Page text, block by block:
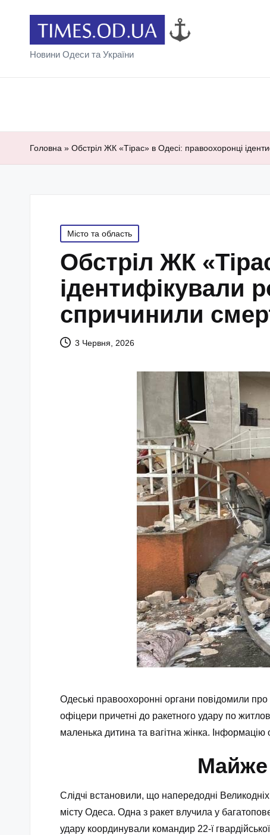
Новини Одеси та України
Головна » Обстріл ЖК «Тірас» в Одесі: правоохоронці
Posted
in
Місто та область
Обстріл ЖК
ідентифікували
спричинили
3 Червня, 2026
Одеські правоохоронні органи повідомили
офіцери причетні до ракетного удару по
маленька дитина та вагітна жінка. Інформацію
Майже
Слідчі встановили, що напередодні
місту Одеса. Одна з ракет влучила у
удару координували командир 22-ї